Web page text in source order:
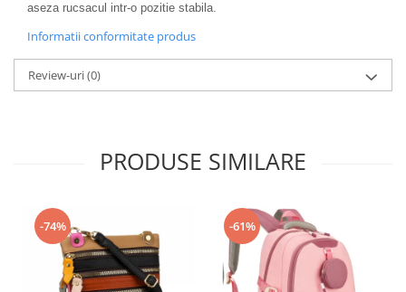
aseza rucsacul intr-o pozitie stabila.
Informatii conformitate produs
Review-uri(0)
PRODUSE SIMILARE
-74% -61%